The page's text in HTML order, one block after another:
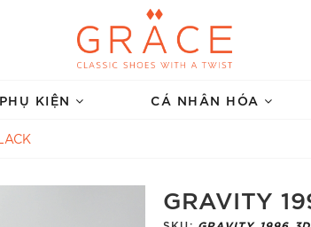
PHỤ KIỆN CÁ NHÂN HÓA
GRAVITY